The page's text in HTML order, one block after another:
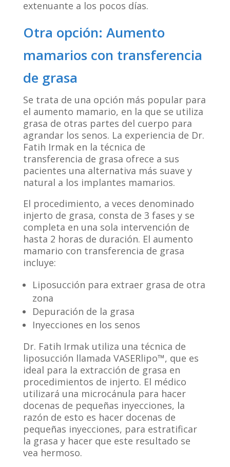
extenuante a los pocos días.
Otra opción: Aumento
mamarios con transferencia
de grasa
Se trata de una opción más popular para
el aumento mamario, en la que se utiliza
grasa de otras partes del cuerpo para
agrandar los senos. La experiencia de Dr.
Fatih Irmak en la técnica de
transferencia de grasa ofrece a sus
pacientes una alternativa más suave y
natural a los implantes mamarios.
El procedimiento, a veces denominado
injerto de grasa, consta de 3 fases y se
completa en una sola intervención de
hasta 2 horas de duración. El aumento
mamario con transferencia de grasa
incluye:
Liposucción para extraer grasa de otra
zona
Depuración de la grasa
Inyecciones en los senos
Dr. Fatih Irmak utiliza una técnica de
liposucción llamada VASERlipo™, que es
ideal para la extracción de grasa en
procedimientos de injerto. El médico
utilizará una microcánula para hacer
docenas de pequeñas inyecciones, la
razón de esto es hacer docenas de
pequeñas inyecciones, para estratificar
la grasa y hacer que este resultado se
vea hermoso.